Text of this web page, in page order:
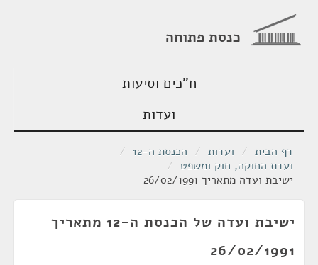
כנסת פתוחה
ח"כים וסיעות
ועדות
דף הבית / ועדות / הכנסת ה-12
/
ועדת החוקה, חוק ומשפט /
ישיבת ועדה מתאריך 26/02/1991
ישיבת ועדה של הכנסת ה-12 מתאריך
26/02/1991